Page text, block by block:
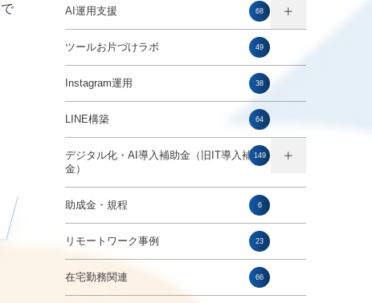
AI運用支援 68
ツールお片づけラボ 49
Instagram運用 38
LINE構築 64
デジタル化・AI導入補助金（旧IT導入補助
金）
149
助成金・規程 6
リモートワーク事例 23
在宅勤務関連 66